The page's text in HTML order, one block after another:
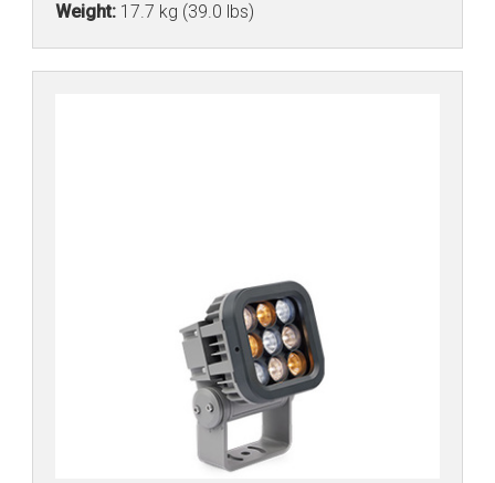
Weight: 17.7 kg (39.0 lbs)